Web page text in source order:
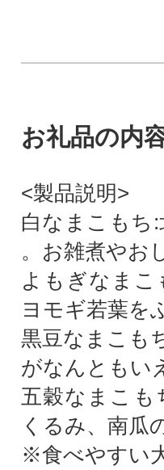
お礼品の内
<製品説明>
白なまこもち
。お雑煮やお
よもぎなま
ヨモギ若葉を
黒豆なまこも
がなんともい
五穀なまこも
くるみ、南瓜
※食べやすい